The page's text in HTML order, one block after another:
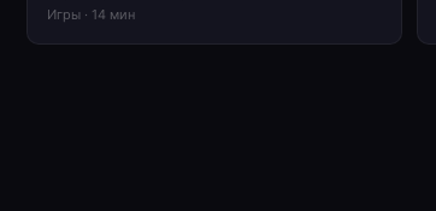
Игры · 14 мин